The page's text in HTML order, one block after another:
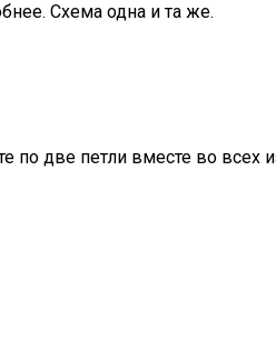
Схема одна и та же.
две петли вместе во всех